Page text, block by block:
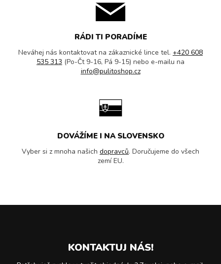
RÁDI TI PORADÍME
Neváhej nás kontaktovat na zákaznické lince tel. +420 608
535 313 (Po-Čt 9-16, Pá 9-15) nebo e-mailu na
info@pulitoshop.cz
DOVÁŽÍME I NA SLOVENSKO
Vyber si z mnoha našich dopravců. Doručujeme do všech
zemí EU.
KONTAKTUJ NÁS!